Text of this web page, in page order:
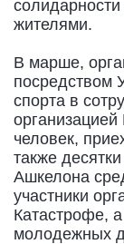
жителями.
В марше,
посредством
спорта в
человек,
также
Ашкелона
участники
Катастрофе,
молодежных